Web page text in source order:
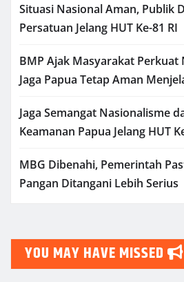
Situasi Nasional Aman, Publik
Persatuan Jelang HUT Ke-81 RI
BMP Ajak Masyarakat Perkuat
Jaga Papua Tetap Aman
Jaga Semangat Nasionalisme
Keamanan Papua Jelang HUT
MBG Dibenahi, Pemerintah
Pangan Ditangani Lebih Serius
YOU MAY HAVE MISSED